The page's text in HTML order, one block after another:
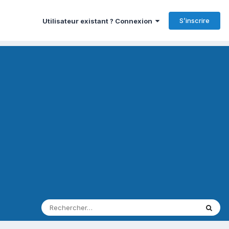
Utilisateur existant ? Connexion S’inscrire